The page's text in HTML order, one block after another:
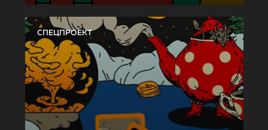
СПЕЦПРОЕКТ